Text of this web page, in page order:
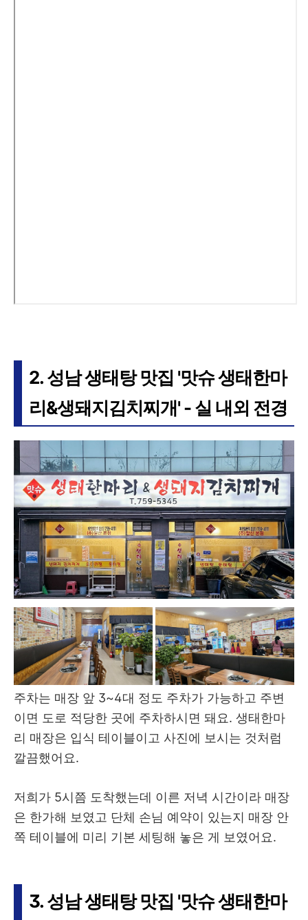
2. 성남 생태탕 맛집 '맛슈 생태한마
리&생돼지김치찌개' - 실 내외 전경
주차는 매장 앞 3~4대 정도 주차가 가능하고 주변
이면 도로 적당한 곳에 주차하시면 돼요. 생태한마
리 매장은 입식 테이블이고 사진에 보시는 것처럼
깔끔했어요.
저희가 5시쯤 도착했는데 이른 저녁 시간이라 매장
은 한가해 보였고 단체 손님 예약이 있는지 매장 안
쪽 테이블에 미리 기본 세팅해 놓은 게 보였어요.
3. 성남 생태탕 맛집 '맛슈 생태한마